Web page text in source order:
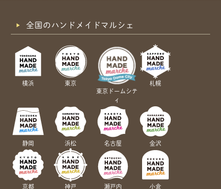
全国のハンドメイドマルシェ
横浜
東京
東京ドームシテ
ィ
札幌
静岡 浜松 名古屋 金沢
京都 神戸 瀬戸内 小倉